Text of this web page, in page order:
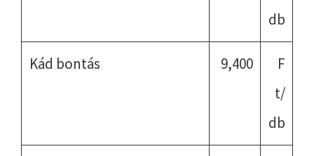
db
Kád bontás 9,400
F
t/
db